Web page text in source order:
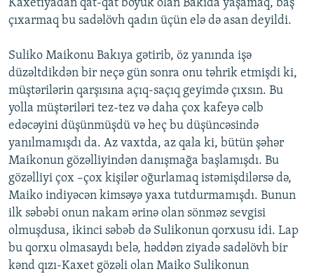
Kaxetiyadan qat-qat böyük olan Bakıda yaşamaq, baş
çıxarmaq bu sadəlövh qadın üçün elə də asan deyildi.
Suliko Maikonu Bakıya gətirib, öz yanında işə
düzəltdikdən bir neçə gün sonra onu təhrik etmişdi ki,
müştərilərin qarşısına açıq-saçıq geyimdə çıxsın. Bu
yolla müştəriləri tez-tez və daha çox kafeyə cəlb
edəcəyini düşünmüşdü və heç bu düşüncəsində
yanılmamışdı da. Az vaxtda, az qala ki, bütün şəhər
Maikonun gözəlliyindən danışmağa başlamışdı. Bu
gözəlliyi çox –çox kişilər oğurlamaq istəmişdilərsə də,
Maiko indiyəcən kimsəyə yaxa tutdurmamışdı. Bunun
ilk səbəbi onun nakam ərinə olan sönməz sevgisi
olmuşdusa, ikinci səbəb də Sulikonun qorxusu idi. Lap
bu qorxu olmasaydı belə, həddən ziyadə sadəlövh bir
kənd qızı-Kaxet gözəli olan Maiko Sulikonun